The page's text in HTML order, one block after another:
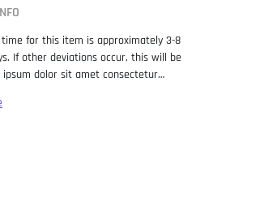
time for this item is approximately 3-8
If other deviations occur, this will be
ipsum dolor sit amet consectetur
text ever since the 1500s, when